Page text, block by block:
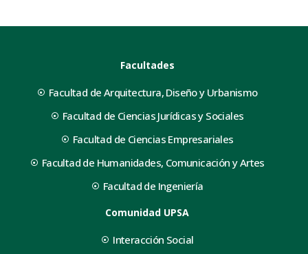
Facultades
Facultad de Arquitectura, Diseño y Urbanismo
Facultad de Ciencias Jurídicas y Sociales
Facultad de Ciencias Empresariales
Facultad de Humanidades, Comunicación y Artes
Facultad de Ingeniería
Comunidad UPSA
Interacción Social